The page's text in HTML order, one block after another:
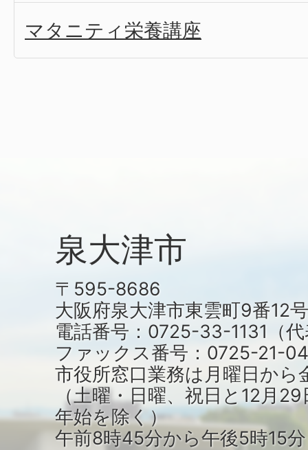
マタニティ栄養講座
泉大津市
〒595-8686
大阪府泉大津市東雲町9番12号
電話番号：0725-33-1131（
ファックス番号：0725-21-
市役所窓口業務は月曜日から
（土曜・日曜、祝日と12月
年始を除く）
午前8時45分から午後5時15